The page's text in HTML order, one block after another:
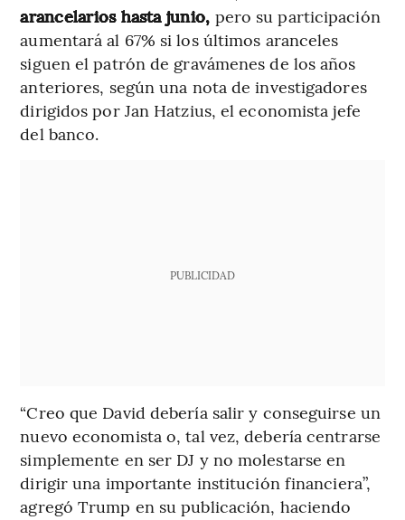
arancelarios hasta junio, pero su participación
aumentará al 67% si los últimos aranceles
siguen el patrón de gravámenes de los años
anteriores, según una nota de investigadores
dirigidos por Jan Hatzius, el economista jefe
del banco.
PUBLICIDAD
“Creo que David debería salir y conseguirse un
nuevo economista o, tal vez, debería centrarse
simplemente en ser DJ y no molestarse en
dirigir una importante institución financiera”,
agregó Trump en su publicación, haciendo